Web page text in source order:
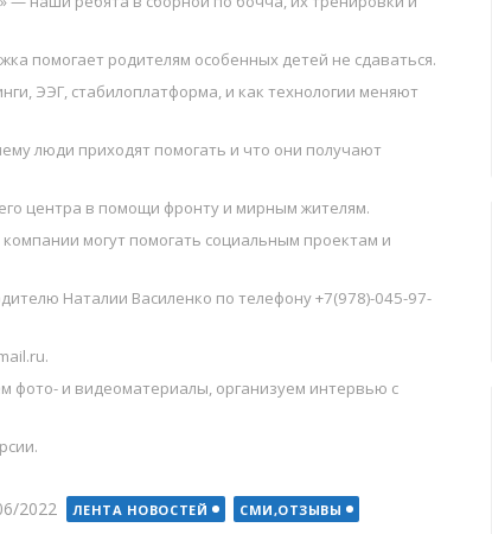
помогает родителям особенных детей не сдаваться.
ЭЭГ, стабилоплатформа, и как технологии меняют
люди приходят помогать и что они получают
центра в помощи фронту и мирным жителям.
могут помогать социальным проектам и
Наталии Василенко по телефону +7(978)-045-97-
фото- и видеоматериалы, организуем интервью с
2022 ЛЕНТА НОВОСТЕЙ СМИ,ОТЗЫВЫ